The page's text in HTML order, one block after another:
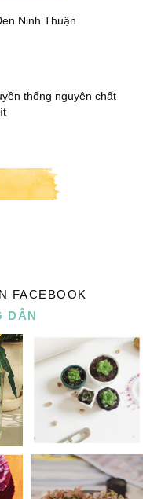
Ninh Thuận
thống nguyên chất
FACEBOOK
DÂN